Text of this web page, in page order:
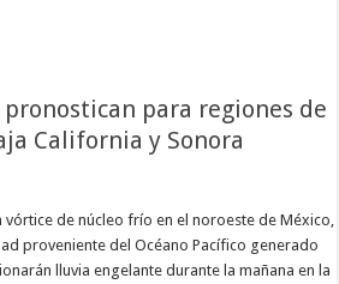
para regiones de
California y Sonora
vórtice de núcleo frío en el noroeste de México,
proveniente del Océano Pacífico generado
lluvia engelante durante la mañana en la